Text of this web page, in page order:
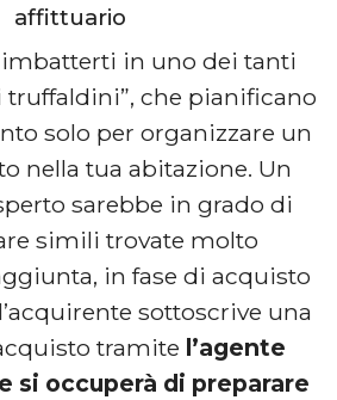
affittuario
in uno dei tanti
che pianificano
solo per organizzare un
nella tua abitazione. Un
sarebbe in grado di
simili trovate molto
in fase di acquisto
sottoscrive una
tramite l’agente
si occuperà di preparare